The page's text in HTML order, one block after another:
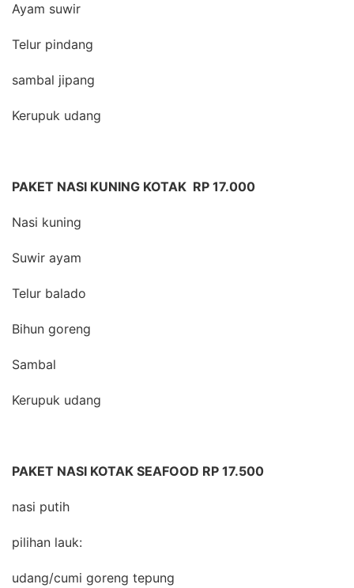
Ayam suwir
Telur pindang
sambal jipang
Kerupuk udang
PAKET NASI KUNING KOTAK RP 17.000
Nasi kuning
Suwir ayam
Telur balado
Bihun goreng
Sambal
Kerupuk udang
PAKET NASI KOTAK SEAFOOD RP 17.500
nasi putih
pilihan lauk:
udang/cumi goreng tepung